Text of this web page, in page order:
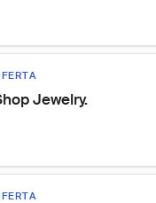
Jewelry.